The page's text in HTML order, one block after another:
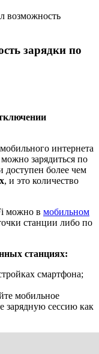
возможность
зарядки по
интернета
можно зарядиться по
доступен более чем
, и это количество
можно в мобильном
станции либо по
станциях:
смартфона;
мобильное
зарядную сессию как